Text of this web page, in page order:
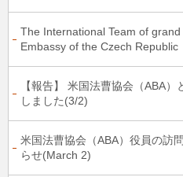
The International Team of
Embassy of the Czech Republic
【報告】 米国法曹協会（ABA
しました(3/2)
米国法曹協会（ABA）役員の訪
らせ(March 2)